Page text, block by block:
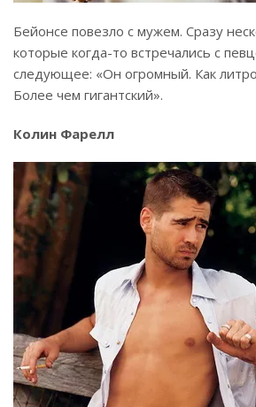
Бейонсе повезло с мужем. Сразу
которые когда-то встречались с
следующее: «Он огромный. Как
Более чем гигантский».
Колин Фарелл